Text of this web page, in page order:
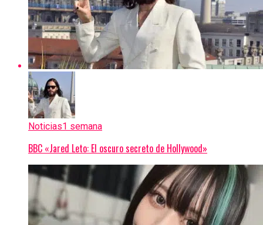
Noticias1 semana
BBC «Jared Leto: El oscuro secreto de Hollywood»